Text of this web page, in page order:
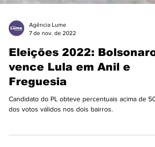
7 de nov. de 2022
Eleições 2022: Bolsonaro
vence Lula em Anil e
Freguesia